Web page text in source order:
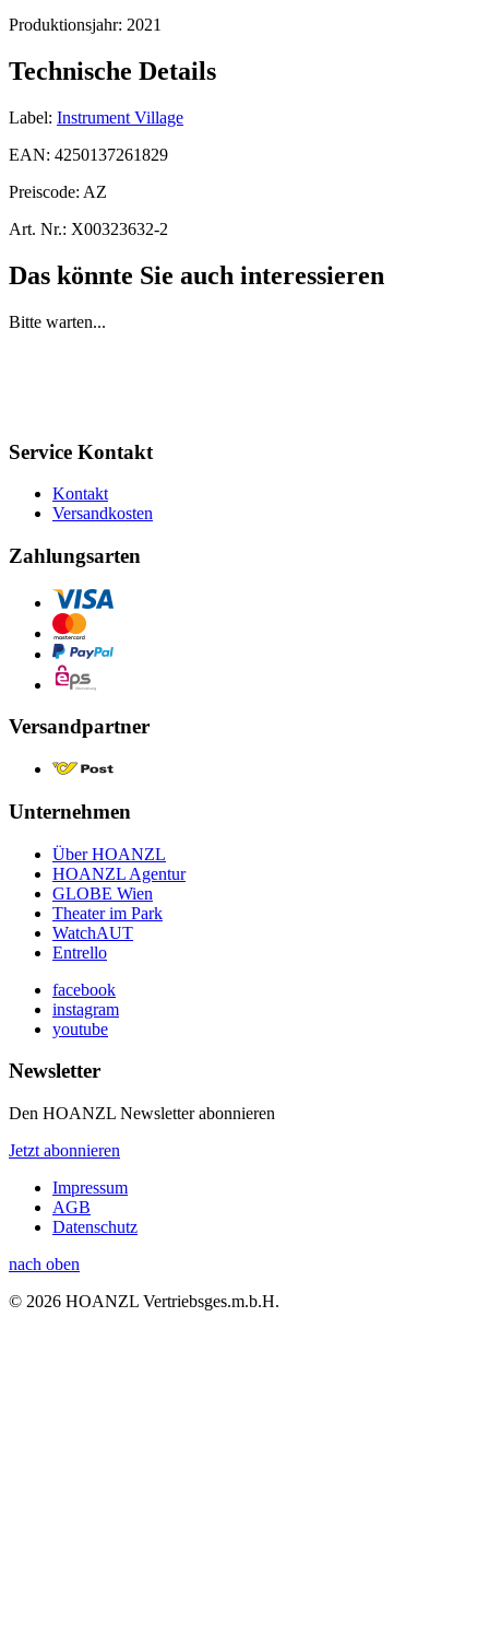
Produktionsjahr: 2021
Technische Details
Label: Instrument Village
EAN: 4250137261829
Preiscode: AZ
Art. Nr.: X00323632-2
Das könnte Sie auch interessieren
Bitte warten...
Service Kontakt
Kontakt
Versandkosten
Zahlungsarten
Versandpartner
Unternehmen
Über HOANZL
HOANZL Agentur
GLOBE Wien
Theater im Park
WatchAUT
Entrello
facebook
instagram
youtube
Newsletter
Den HOANZL Newsletter abonnieren
Jetzt abonnieren
Impressum
AGB
Datenschutz
nach oben
© 2026 HOANZL Vertriebsges.m.b.H.